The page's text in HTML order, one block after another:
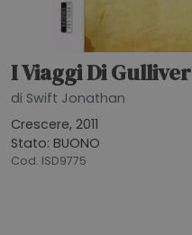
I Viaggi Di Gulliver
di Swift Jonathan
Crescere, 2011
Stato: BUONO
Cod. ISD9775